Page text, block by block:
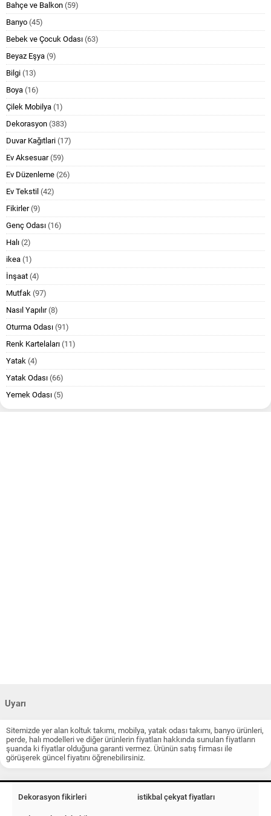
Bahçe ve Balkon (59)
Banyo (45)
Bebek ve Çocuk Odası (63)
Beyaz Eşya (9)
Bilgi (13)
Boya (16)
Çilek Mobilya (1)
Dekorasyon (383)
Duvar Kağıtlari (17)
Ev Aksesuar(59)
Ev Düzenleme (26)
Ev Tekstil (42)
Fikirler(9)
Genç Odası (16)
Halı (2)
ikea (1)
İnşaat (4)
Mutfak (97)
Nasıl Yapılır(8)
Oturma Odası (91)
Renk Kartelaları (11)
Yatak (4)
Yatak Odası (66)
Yemek Odası (5)
Uyarı
Sitemizde yer alan koltuk takımı, mobilya, yatak odası takımı, banyo ürünleri,
perde, halı modelleri ve diğer ürünlerin fiyatları hakkında sunulan fiyatların
şuanda ki fiyatlar olduğuna garanti vermez. Ürünün satış firması ile
görüşerek güncel fiyatını öğrenebilirsiniz.
Dekorasyon fikirleri istikbal çekyat fiyatları